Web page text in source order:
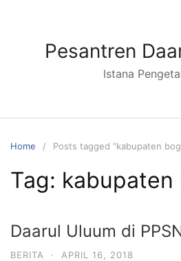
Pesantren
Istana
Home Posts tagged “kabupaten
Tag: kabupaten
Daarul Uluum di
BERITA · APRIL 16, 2018